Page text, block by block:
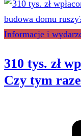
Informacje i
310 tys. zł
Czy tym